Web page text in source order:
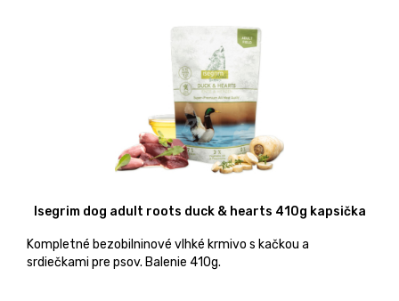
Isegrim dog adult roots duck & hearts 410g kapsička
Kompletné bezobilninové vlhké krmivo s kačkou a
srdiečkami pre psov. Balenie 410g.